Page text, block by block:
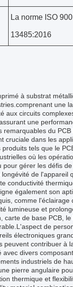
La norme ISO
13485:2016
à substrat
une
aux circuits
une
remarquables du
cruciale dans les
tels que le
où les
gérer les défis
de l'appareil
conductivité
également son
comme
lumineuse et
carte de base PCB,
de
électroniques
peuvent contribuer à
divers
industriels de
pierre angulaire
thermique et